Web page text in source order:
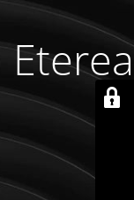
Eterea